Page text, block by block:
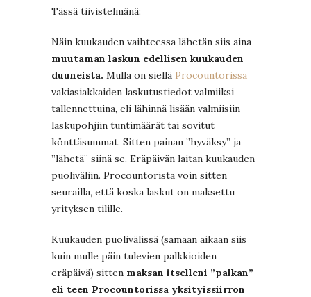
Tässä tiivistelmänä:
Näin kuukauden vaihteessa lähetän siis aina
muutaman laskun edellisen kuukauden
duuneista. Mulla on siellä Procountorissa
vakiasiakkaiden laskutustiedot valmiiksi
tallennettuina, eli lähinnä lisään valmiisiin
laskupohjiin tuntimäärät tai sovitut
könttäsummat. Sitten painan ”hyväksy” ja
”lähetä” siinä se. Eräpäivän laitan kuukauden
puoliväliin. Procountorista voin sitten
seurailla, että koska laskut on maksettu
yrityksen tilille.
Kuukauden puolivälissä (samaan aikaan siis
kuin mulle päin tulevien palkkioiden
eräpäivä) sitten maksan itselleni ”palkan”
eli teen Procountorissa yksityissiirron